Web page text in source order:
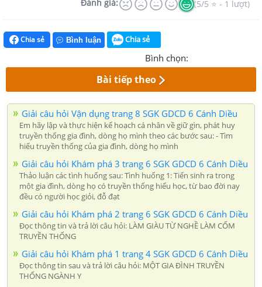
Đánh giá: (5/5 ⭐ - 1 lượt)
Chia sẻ Bình luận Chia sẻ
Bình chọn:
Bài tiếp theo
Giải câu hỏi Vận dụng trang 8 SGK GDCD 6 Cánh Diều
Em hãy lập và thực hiện kế hoạch cá nhân về giữ gìn, phát huy
truyền thống gia đình, dòng họ mình theo các bước sau: - Tìm
hiểu truyền thống của gia đình, dòng họ mình
Giải câu hỏi Khám phá 3 trang 6 SGK GDCD 6 Cánh Diều
Thảo luận các tình huống sau: Tình huống 1: Tiến sinh ra trong
một gia đình, dòng họ có truyền thống hiếu học, từ bao đời nay
đều có người học giỏi, đỗ đạt
Giải câu hỏi Khám phá 2 trang 6 SGK GDCD 6 Cánh Diều
Đọc thông tin và trả lời câu hỏi: LÀM GIÀU TỪ NGHỀ LÀM CỐM
TRUYỀN THỐNG
Giải câu hỏi Khám phá 1 trang 4 SGK GDCD 6 Cánh Diều
Đọc thông tin sau và trả lời câu hỏi: MỘT GIA ĐÌNH TRUYỀN
THỐNG NGÀNH Y